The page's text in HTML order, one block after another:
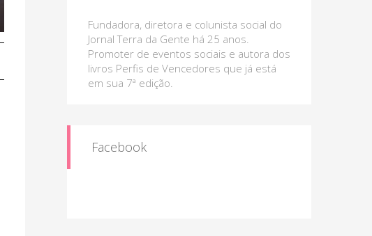
Fundadora, diretora e colunista social do
Jornal Terra da Gente há 25 anos.
Promoter de eventos sociais e autora dos
livros Perfis de Vencedores que já está
em sua 7ª edição.
Facebook